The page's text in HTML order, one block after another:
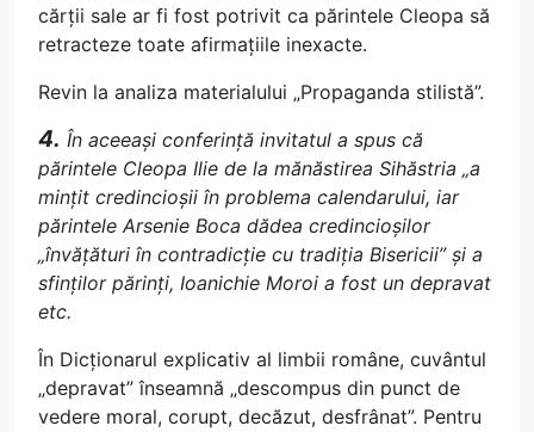
cărții sale ar fi fost potrivit ca părintele Cleopa să
retracteze toate afirmațiile inexacte.
Revin la analiza materialului „Propaganda stilistă”.
4. În aceeași conferință invitatul a spus că
părintele Cleopa Ilie de la mănăstirea Sihăstria „a
mințit credincioșii în problema calendarului, iar
părintele Arsenie Boca dădea credincioșilor
„învățături în contradicție cu tradiția Bisericii” și a
sfinților părinți, Ioanichie Moroi a fost un depravat
etc.
În Dicționarul explicativ al limbii române, cuvântul
„depravat” înseamnă „descompus din punct de
vedere moral, corupt, decăzut, desfrânat”. Pentru